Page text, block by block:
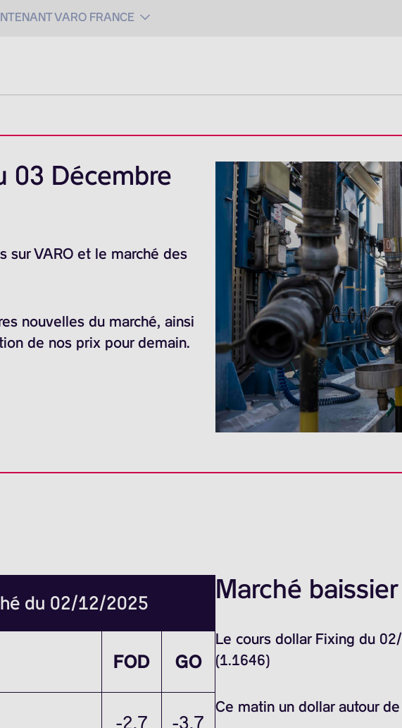
VARO FRANCE
03 Décembre
sur VARO et le marché des
nouvelles du marché, ainsi
de nos prix pour demain.
du 02/12/2025
FOD GO
-2.7 -3.7
Marché
Le cours dollar Fixing du
(1.1646)
Ce matin un dollar autour